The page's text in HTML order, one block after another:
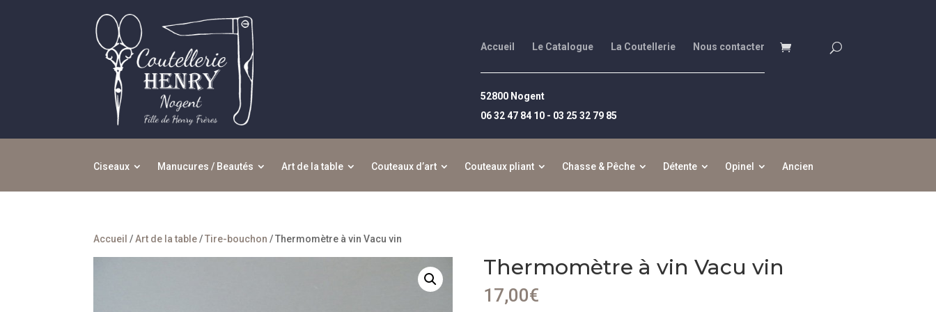
Accueil Le Catalogue La Coutellerie Nous contacter
52800 Nogent
06 32 47 84 10 - 03 25 32 79 85
Ciseaux Manucures / Beautés Art de la table Couteaux d’art Couteaux pliant Chasse & Pêche Détente Opinel Ancien
Accueil /Art de la table/Tire-bouchon / Thermomètre à vin Vacu vin
Thermomètre à vin Vacu vin
17,00€